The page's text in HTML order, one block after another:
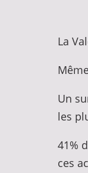
La
Un
les
41%
ces